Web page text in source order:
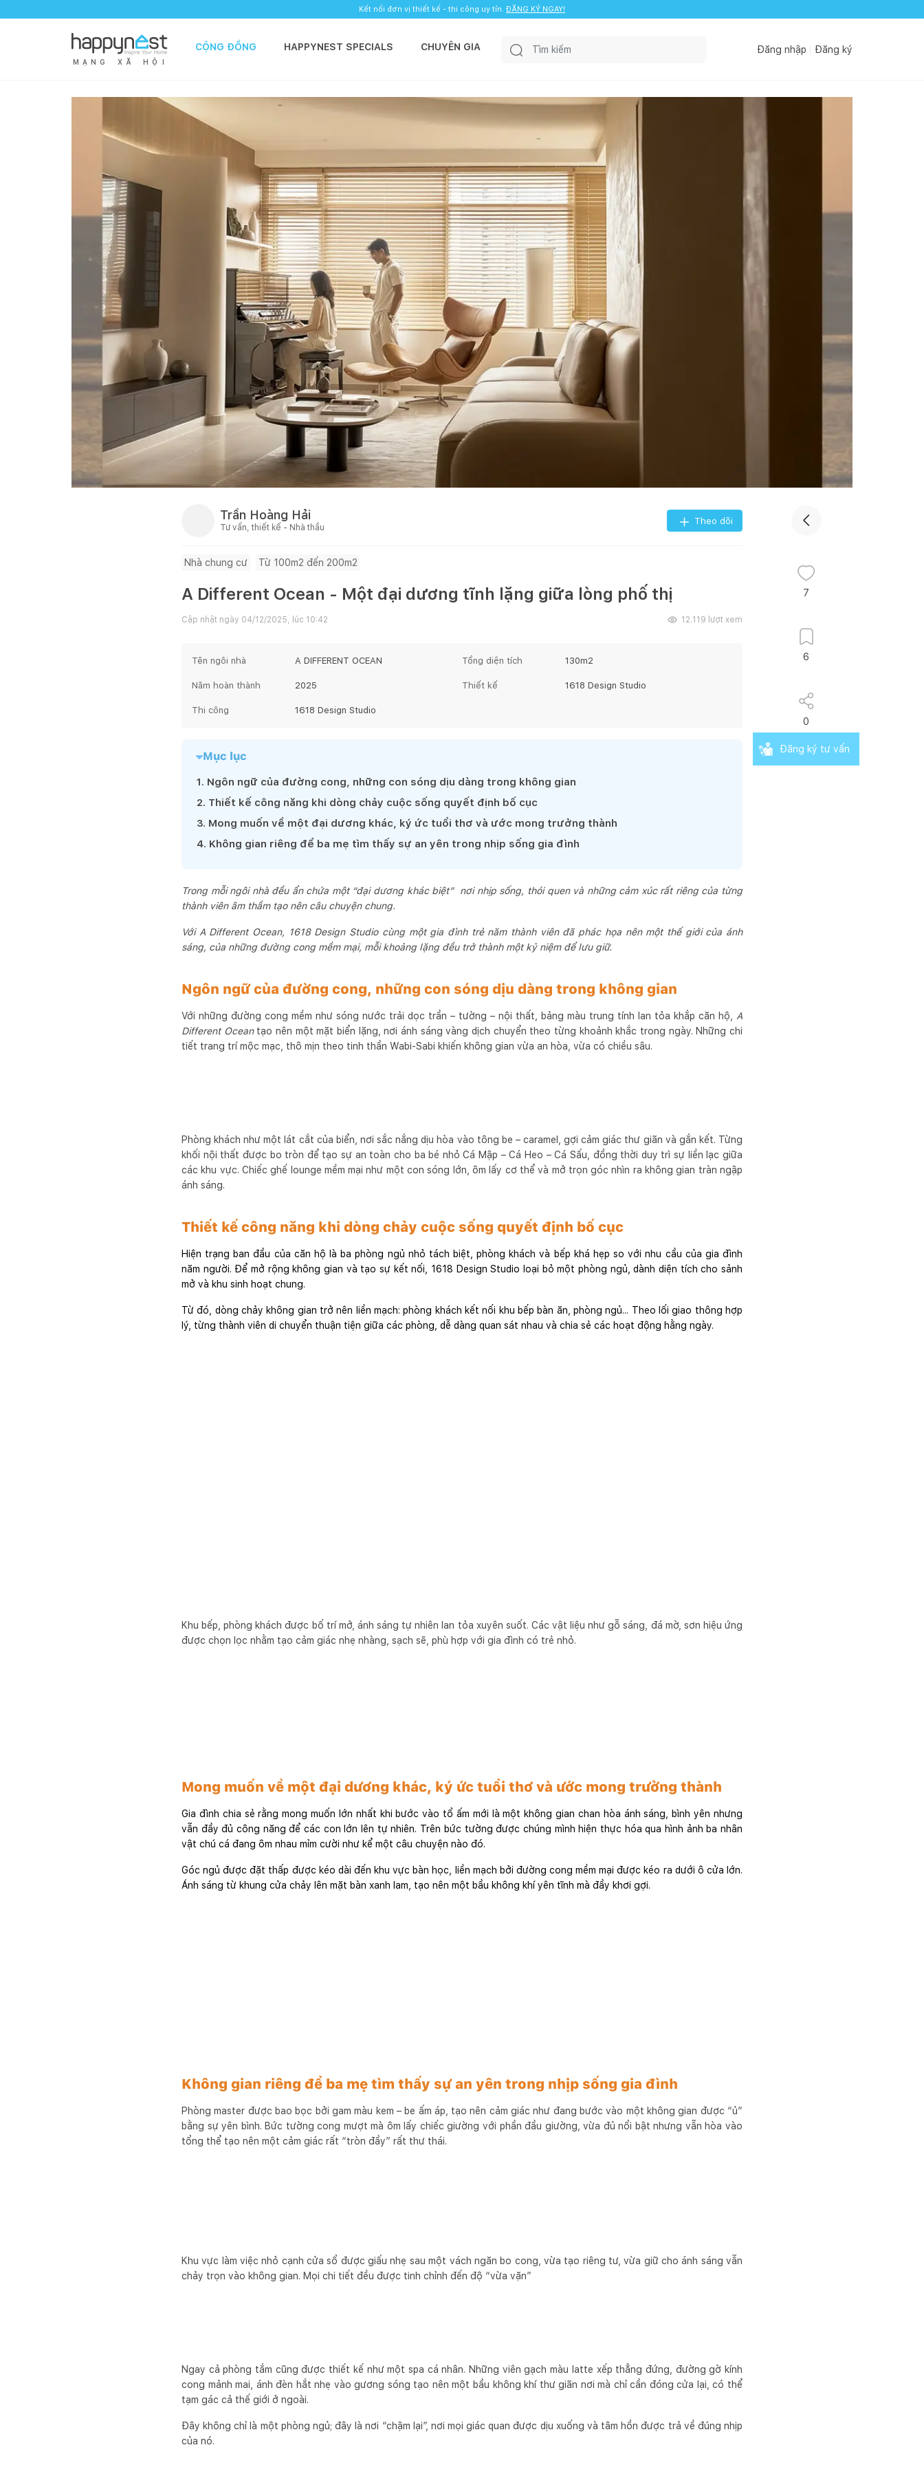
Kết nối đơn vị thiết kế - thi công uy tín. ĐĂNG KÝ NGAY!
M Ạ N G X Ã H Ộ I
CỘNG ĐỒNG HAPPYNEST SPECIALS CHUYÊN GIA Đăng nhập Đăng ký
Trần Hoàng Hải
Tư vấn, thiết kế - Nhà thầu
Theo dõi
Nhà chung cư Từ 100m2 đến 200m2
A Different Ocean - Một đại dương tĩnh lặng giữa lòng phố thị
Cập nhật ngày 04/12/2025, lúc 10:42 12.119 lượt xem
Tên ngôi nhà A DIFFERENT OCEAN Tổng diện tích 130m2
Năm hoàn thành 2025 Thiết kế 1618 Design Studio
Thi công 1618 Design Studio
Mục lục
1. Ngôn ngữ của đường cong, những con sóng dịu dàng trong không gian
2. Thiết kế công năng khi dòng chảy cuộc sống quyết định bố cục
3. Mong muốn về một đại dương khác, ký ức tuổi thơ và ước mong trưởng thành
4. Không gian riêng để ba mẹ tìm thấy sự an yên trong nhịp sống gia đình
Trong mỗi ngôi nhà đều ẩn chứa một “đại dương khác biệt” nơi nhịp sống, thói quen và những cảm xúc rất riêng của từng
thành viên âm thầm tạo nên câu chuyện chung.
Với A Different Ocean, 1618 Design Studio cùng một gia đình trẻ năm thành viên đã phác họa nên một thế giới của ánh
sáng, của những đường cong mềm mại, mỗi khoảng lặng đều trở thành một kỷ niệm để lưu giữ.
Ngôn ngữ của đường cong, những con sóng dịu dàng trong không gian
Với những đường cong mềm như sóng nước trải dọc trần – tường – nội thất, bảng màu trung tính lan tỏa khắp căn hộ, A
Different Oceantạo nên một mặt biển lặng, nơi ánh sáng vàng dịch chuyển theo từng khoảnh khắc trong ngày. Những chi
tiết trang trí mộc mạc, thô mịn theo tinh thần Wabi-Sabi khiến không gian vừa an hòa, vừa có chiều sâu.
Phòng khách như một lát cắt của biển, nơi sắc nắng dịu hòa vào tông be – caramel, gợi cảm giác thư giãn và gắn kết. Từng
khối nội thất được bo tròn để tạo sự an toàn cho ba bé nhỏ Cá Mập – Cá Heo – Cá Sấu, đồng thời duy trì sự liền lạc giữa
các khu vực. Chiếc ghế lounge mềm mại như một con sóng lớn, ôm lấy cơ thể và mở trọn góc nhìn ra không gian tràn ngập
ánh sáng.
Thiết kế công năng khi dòng chảy cuộc sống quyết định bố cục
Hiện trạng ban đầu của căn hộ là ba phòng ngủ nhỏ tách biệt, phòng khách và bếp khá hẹp so với nhu cầu của gia đình
năm người. Để mở rộng không gian và tạo sự kết nối, 1618 Design Studio loại bỏ một phòng ngủ, dành diện tích cho sảnh
mở và khu sinh hoạt chung.
Từ đó, dòng chảy không gian trở nên liền mạch: phòng khách kết nối khu bếp bàn ăn, phòng ngủ... Theo lối giao thông hợp
lý, từng thành viên di chuyển thuận tiện giữa các phòng, dễ dàng quan sát nhau và chia sẻ các hoạt động hằng ngày.
Khu bếp, phòng khách được bố trí mở, ánh sáng tự nhiên lan tỏa xuyên suốt. Các vật liệu như gỗ sáng, đá mờ, sơn hiệu ứng
được chọn lọc nhằm tạo cảm giác nhẹ nhàng, sạch sẽ, phù hợp với gia đình có trẻ nhỏ.
Mong muốn về một đại dương khác, ký ức tuổi thơ và ước mong trưởng thành
Gia đình chia sẻ rằng mong muốn lớn nhất khi bước vào tổ ấm mới là một không gian chan hòa ánh sáng, bình yên nhưng
vẫn đầy đủ công năng để các con lớn lên tự nhiên. Trên bức tường được chúng mình hiện thực hóa qua hình ảnh ba nhân
vật chú cá đang ôm nhau mỉm cười như kể một câu chuyện nào đó.
Góc ngủ được đặt thấp được kéo dài đến khu vực bàn học, liền mạch bởi đường cong mềm mại được kéo ra dưới ô cửa lớn.
Ánh sáng từ khung cửa chảy lên mặt bàn xanh lam, tạo nên một bầu không khí yên tĩnh mà đầy khơi gợi.
Không gian riêng để ba mẹ tìm thấy sự an yên trong nhịp sống gia đình
Phòng master được bao bọc bởi gam màu kem – be ấm áp, tạo nên cảm giác như đang bước vào một không gian được “ủ”
bằng sự yên bình. Bức tường cong mượt mà ôm lấy chiếc giường với phần đầu giường, vừa đủ nổi bật nhưng vẫn hòa vào
tổng thể tạo nên một cảm giác rất “tròn đầy” rất thư thái.
Khu vực làm việc nhỏ cạnh cửa sổ được giấu nhẹ sau một vách ngăn bo cong, vừa tạo riêng tư, vừa giữ cho ánh sáng vẫn
chảy trọn vào không gian. Mọi chi tiết đều được tinh chỉnh đến độ “vừa vặn”
Ngay cả phòng tắm cũng được thiết kế như một spa cá nhân. Những viên gạch màu latte xếp thẳng đứng, đường gờ kính
cong mảnh mai, ánh đèn hắt nhẹ vào gương sóng tạo nên một bầu không khí thư giãn nơi mà chỉ cần đóng cửa lại, có thể
tạm gác cả thế giới ở ngoài.
Đây không chỉ là một phòng ngủ; đây là nơi “chậm lại”, nơi mọi giác quan được dịu xuống và tâm hồn được trả về đúng nhịp
của nó.
7
6
0
Đăng ký tư vấn